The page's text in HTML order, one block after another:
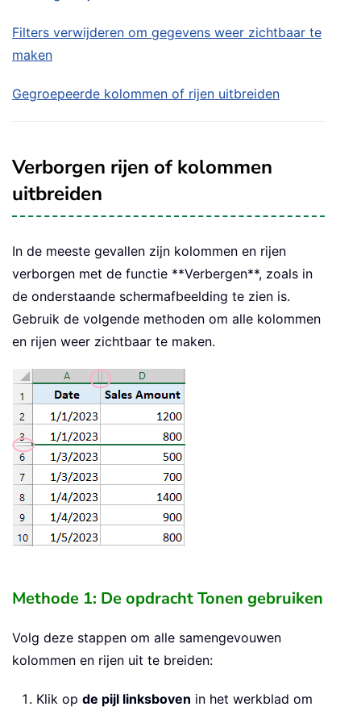
Filters verwijderen om gegevens weer zichtbaar te
maken
Gegroepeerde kolommen of rijen uitbreiden
Verborgen rijen of kolommen
uitbreiden
In de meeste gevallen zijn kolommen en rijen
verborgen met de functie **Verbergen**, zoals in
de onderstaande schermafbeelding te zien is.
Gebruik de volgende methoden om alle kolommen
en rijen weer zichtbaar te maken.
Methode 1: De opdracht Tonen gebruiken
Volg deze stappen om alle samengevouwen
kolommen en rijen uit te breiden:
Klik op de pijl linksboven in het werkblad om